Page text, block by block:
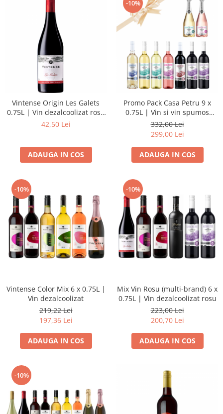
Vintense Origin Les Galets
0.75L | Vin dezalcoolizat rosu
sec
42,50 Lei
ADAUGA IN COS
-10%
Promo Pack Casa Petru 9 x
0.75L | Vin si vin spumos
dezalcoolizat
332,00 Lei
299,00 Lei
ADAUGA IN COS
-10%
Vintense Color Mix 6 x 0.75L |
Vin dezalcoolizat
219,22 Lei
197,36 Lei
ADAUGA IN COS
-10%
Mix Vin Rosu (multi-brand) 6 x
0.75L | Vin dezalcoolizat rosu
223,00 Lei
200,70 Lei
ADAUGA IN COS
-10%